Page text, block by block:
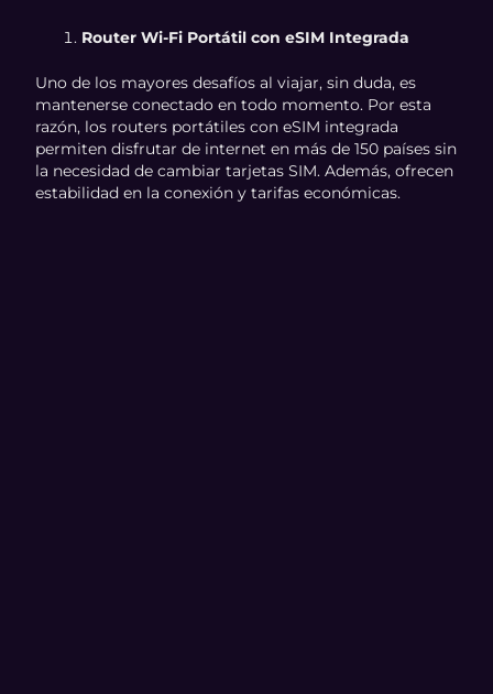
Router Wi-Fi Portátil con eSIM Integrada
Uno de los mayores desafíos al viajar, sin duda, es
mantenerse conectado en todo momento. Por esta
razón, los routers portátiles con eSIM integrada
permiten disfrutar de internet en más de 150 países sin
la necesidad de cambiar tarjetas SIM. Además, ofrecen
estabilidad en la conexión y tarifas económicas.